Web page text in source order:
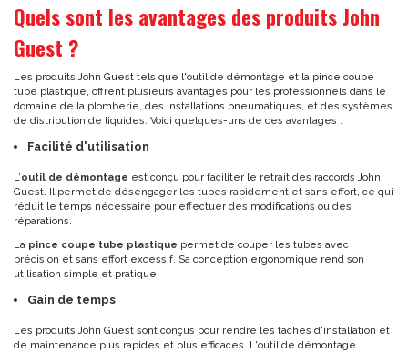
Quels sont les avantages des produits John
Guest ?
Les produits John Guest tels que l'outil de démontage et la pince coupe
tube plastique, offrent plusieurs avantages pour les professionnels dans le
domaine de la plomberie, des installations pneumatiques, et des systèmes
de distribution de liquides. Voici quelques-uns de ces avantages :
Facilité d'utilisation
L’outil de démontage est conçu pour faciliter le retrait des raccords John
Guest. Il permet de désengager les tubes rapidement et sans effort, ce qui
réduit le temps nécessaire pour effectuer des modifications ou des
réparations.
La pince coupe tube plastique permet de couper les tubes avec
précision et sans effort excessif. Sa conception ergonomique rend son
utilisation simple et pratique.
Gain de temps
Les produits John Guest sont conçus pour rendre les tâches d'installation et
de maintenance plus rapides et plus efficaces. L'outil de démontage